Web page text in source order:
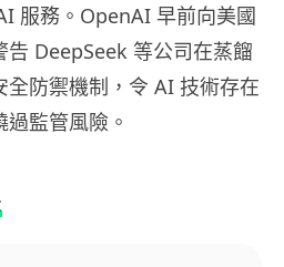
服務。OpenAI 早前向美國
DeepSeek 等公司在蒸餾
防禦機制，令 AI 技術存在
監管風險。